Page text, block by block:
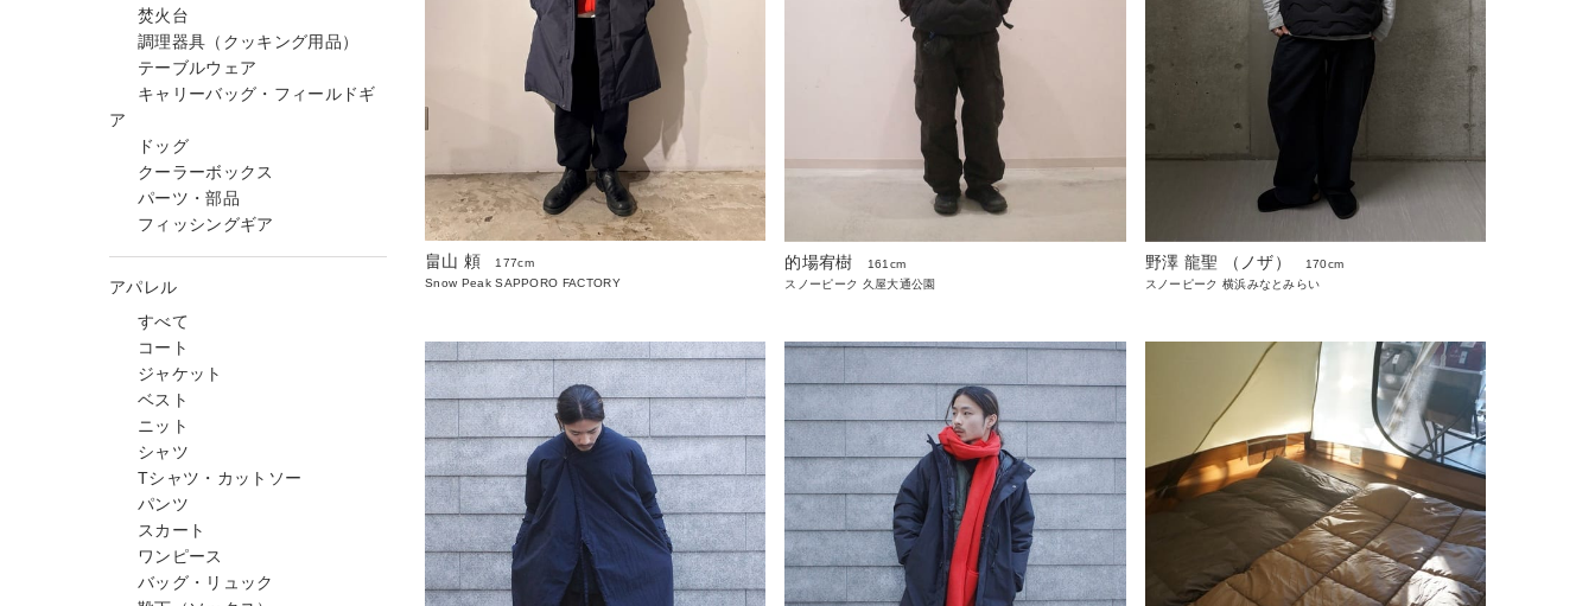
焚火台
調理器具（クッキング用品）
テーブルウェア
キャリーバッグ・フィールドギ
ア
ドッグ
クーラーボックス
パーツ・部品
フィッシングギア
アパレル
すべて
コート
ジャケット
ベスト
ニット
シャツ
Tシャツ・カットソー
パンツ
スカート
ワンピース
バッグ・リュック
畠山 頼
177cm
Snow Peak SAPPORO FACTORY
的場宥樹
161cm
スノーピーク 久屋大通公園
野澤 龍聖 （ノザ）
170cm
スノーピーク 横浜みなとみらい